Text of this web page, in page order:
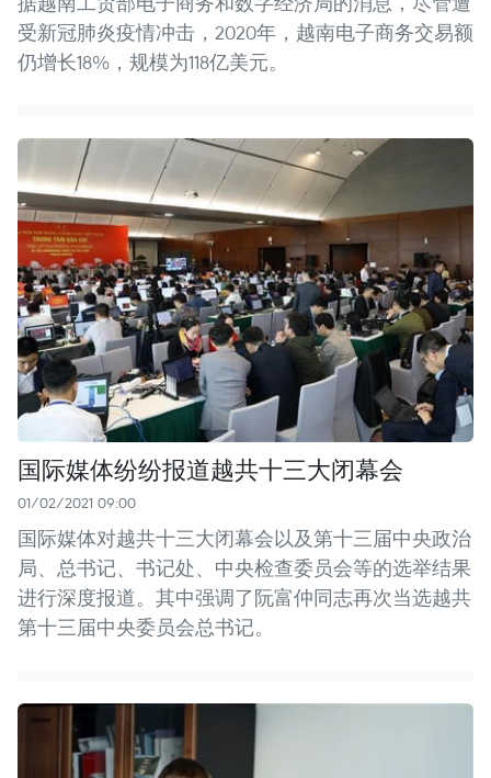
受新冠肺炎疫情冲击，2020年，越南电子商务交易额
仍增长18%，规模为118亿美元。
国际媒体纷纷报道越共十三大闭幕会
01/02/2021 09:00
国际媒体对越共十三大闭幕会以及第十三届中央政治
局、总书记、书记处、中央检查委员会等的选举结果
进行深度报道。其中强调了阮富仲同志再次当选越共
第十三届中央委员会总书记。